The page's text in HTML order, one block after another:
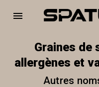
Graines de
allergènes et
Autres